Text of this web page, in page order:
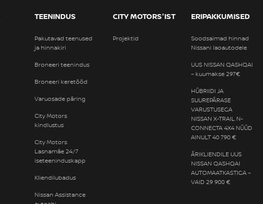
TEENINDUS
Pakutavad teenused
ja hinnakiri
Broneeri teenindus
Broneeri keretööd
Varuosade päring
City Motors
kindlustus
City Motors
Lasnamäe 24/7
iseteeninduskapp
Kliendilubadus
Nissan Assistance
CITY MOTORS'IST
Projektid
ERIPAKKUMISED
Soodsaimad hinnad
Nissani laoautodele
UUS NISSAN QASHQAI
– kuumakse 297€
HÜBRIIDI JA
SUUREPÄRASE
VARUSTUSEGA
NISSAN X-TRAIL N-
CONNECTA 4X4 NÜÜD
AINULT 40 790 €
ÄRIKLIENDILE UUS
NISSAN QASHQAI
AUTOMAATKASTIGA –
VAID 29 900 €